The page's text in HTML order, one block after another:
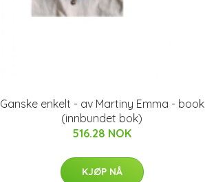
Ganske enkelt - av Martiny Emma - book
(innbundet bok)
516.28 NOK
KJØP NÅ